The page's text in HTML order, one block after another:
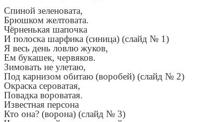
Спиной зеленовата,
Брюшком желтовата.
Чёрненькая шапочка
И полоска шарфика (синица) (слайд № 1)
Я весь день ловлю жуков,
Ем букашек, червяков.
Зимовать не улетаю,
Под карнизом обитаю (воробей) (слайд № 2)
Окраска сероватая,
Повадка вороватая.
Известная персона
Кто она? (ворона) (слайд № 3)